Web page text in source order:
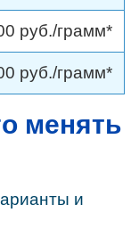
руб./грамм*
руб./грамм*
менять
и